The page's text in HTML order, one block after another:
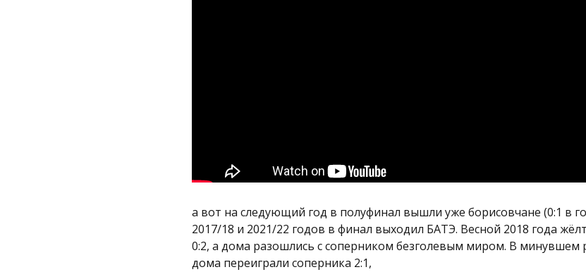
а вот на следующий год в полуфинал вышли уже борисовчане (0:1 в
2017/18 и 2021/22 годов в финал выходил БАТЭ. Весной 2018 года
0:2, а дома разошлись с соперником безголевым миром. В
дома переиграли соперника 2:1,